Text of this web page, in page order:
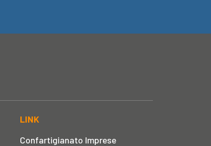
LINK
Confartigianato Imprese